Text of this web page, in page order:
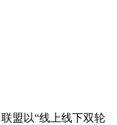
盟以“线上线下双轮